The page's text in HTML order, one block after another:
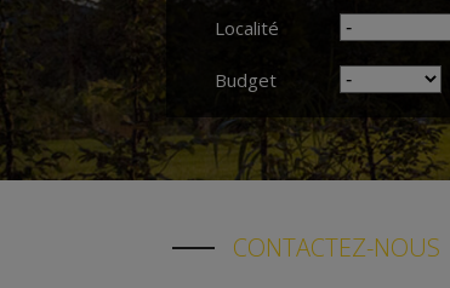
Localité
Budget
CONTACTEZ-NOUS